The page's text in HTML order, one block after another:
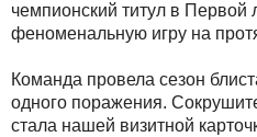
чемпионский титул в Первой
феноменальную игру на
Команда провела сезон
одного поражения.
стала нашей визитной